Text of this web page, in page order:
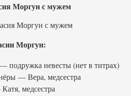
Моргун с мужем
Моргун:
подружка невесты (нет в титрах)
— Вера, медсестра
медсестра